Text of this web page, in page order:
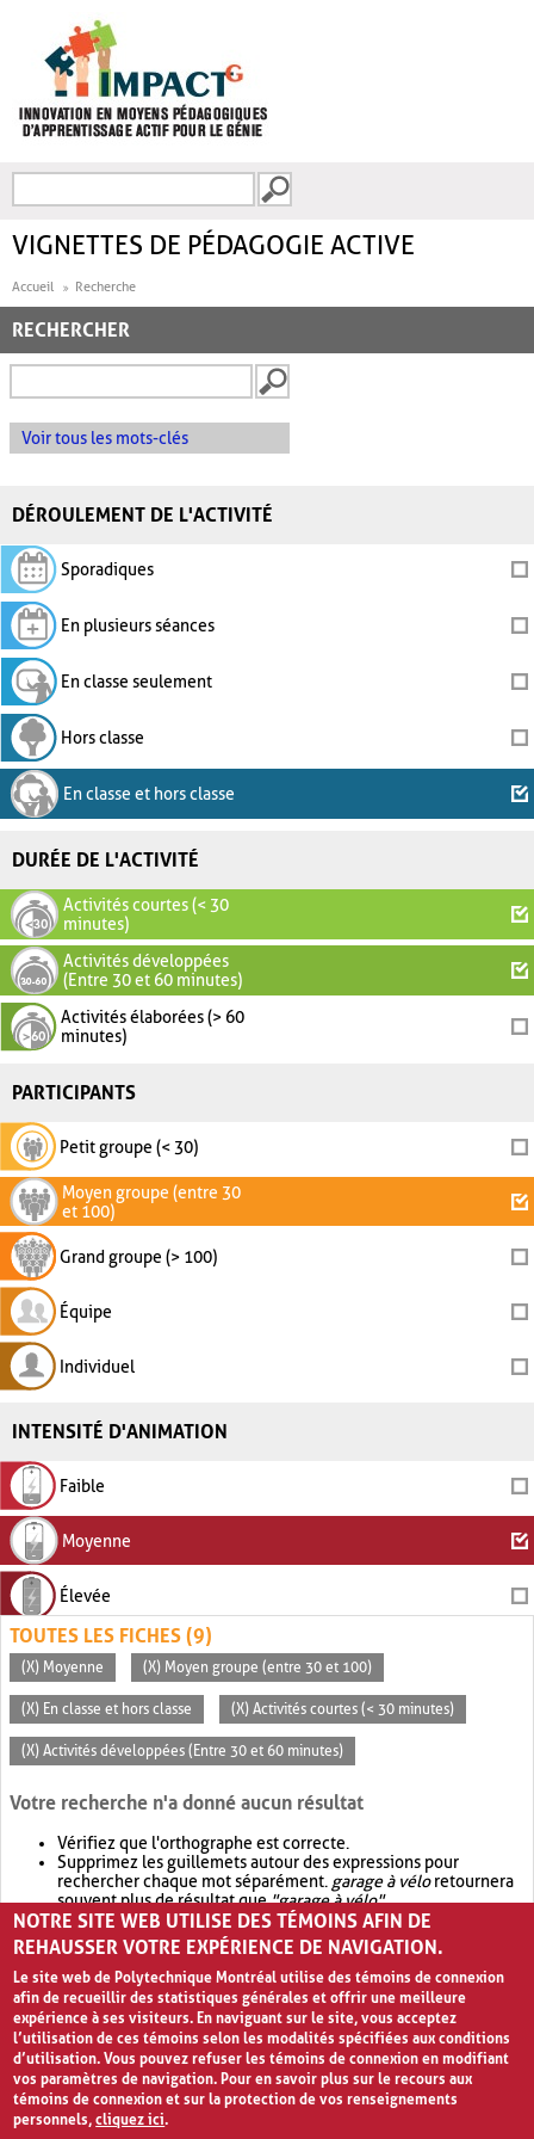
FORMULAIRE DE
VIGNETTES DE PÉDAGOGIE ACTIVE
Accueil Recherche
RECHERCHER
Voir tous les mots-clés
DÉROULEMENT DE L'ACTIVITÉ
Sporadiques
En plusieurs séances
En classe seulement
Hors classe
En classe et hors classe
DURÉE DE L'ACTIVITÉ
Activités courtes (< 30
minutes)
Activités développées
(Entre 30 et 60 minutes)
Activités élaborées (> 60
minutes)
PARTICIPANTS
Petit groupe (< 30)
Moyen groupe (entre 30
et 100)
Grand groupe (> 100)
Équipe
Individuel
INTENSITÉ D'ANIMATION
Faible
Moyenne
Élevée
TOUTES LES FICHES (9)
(X) Moyenne (X) Moyen groupe (entre 30 et 100)
(X) En classe et hors classe (X) Activités courtes (< 30 minutes)
(X) Activités développées (Entre 30 et 60 minutes)
Votre recherche n'a donné aucun résultat
Vérifiez que l'orthographe est correcte.
Supprimez les guillemets autour des expressions pour
rechercher chaque mot séparément. garage à véloretournera
souvent plus de résultat que"garage à vélo".
Envisagez d'élargir votre recherche avec OR.garage OR vélo
retournera souvent plus de résultat quegarage à vélo
NOTRE SITE WEB UTILISE DES TÉMOINS AFIN DE
REHAUSSER VOTRE EXPÉRIENCE DE NAVIGATION.
Le site web de Polytechnique Montréal utilise des témoins de connexion
afin de recueillir des statistiques générales et offrir une meilleure
expérience à ses visiteurs. En naviguant sur le site, vous acceptez
l’utilisation de ces témoins selon les modalités spécifiées aux conditions
d’utilisation. Vous pouvez refuser les témoins de connexion en modifiant
vos paramètres de navigation. Pour en savoir plus sur le recours aux
témoins de connexion et sur la protection de vos renseignements
personnels,cliquez ici.